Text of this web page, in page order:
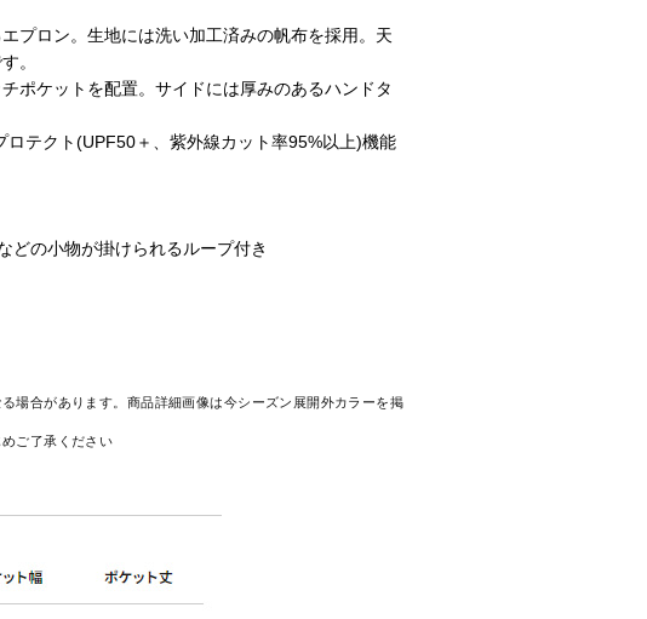
プロン。生地には洗い加工済みの帆布を採用。天
。
ポケットを配置。サイドには厚みのあるハンドタ
テクト(UPF50＋、紫外線カット率95%以上)機能
の小物が掛けられるループ付き
場合があります。商品詳細画像は今シーズン展開外カラーを掲
ご了承ください